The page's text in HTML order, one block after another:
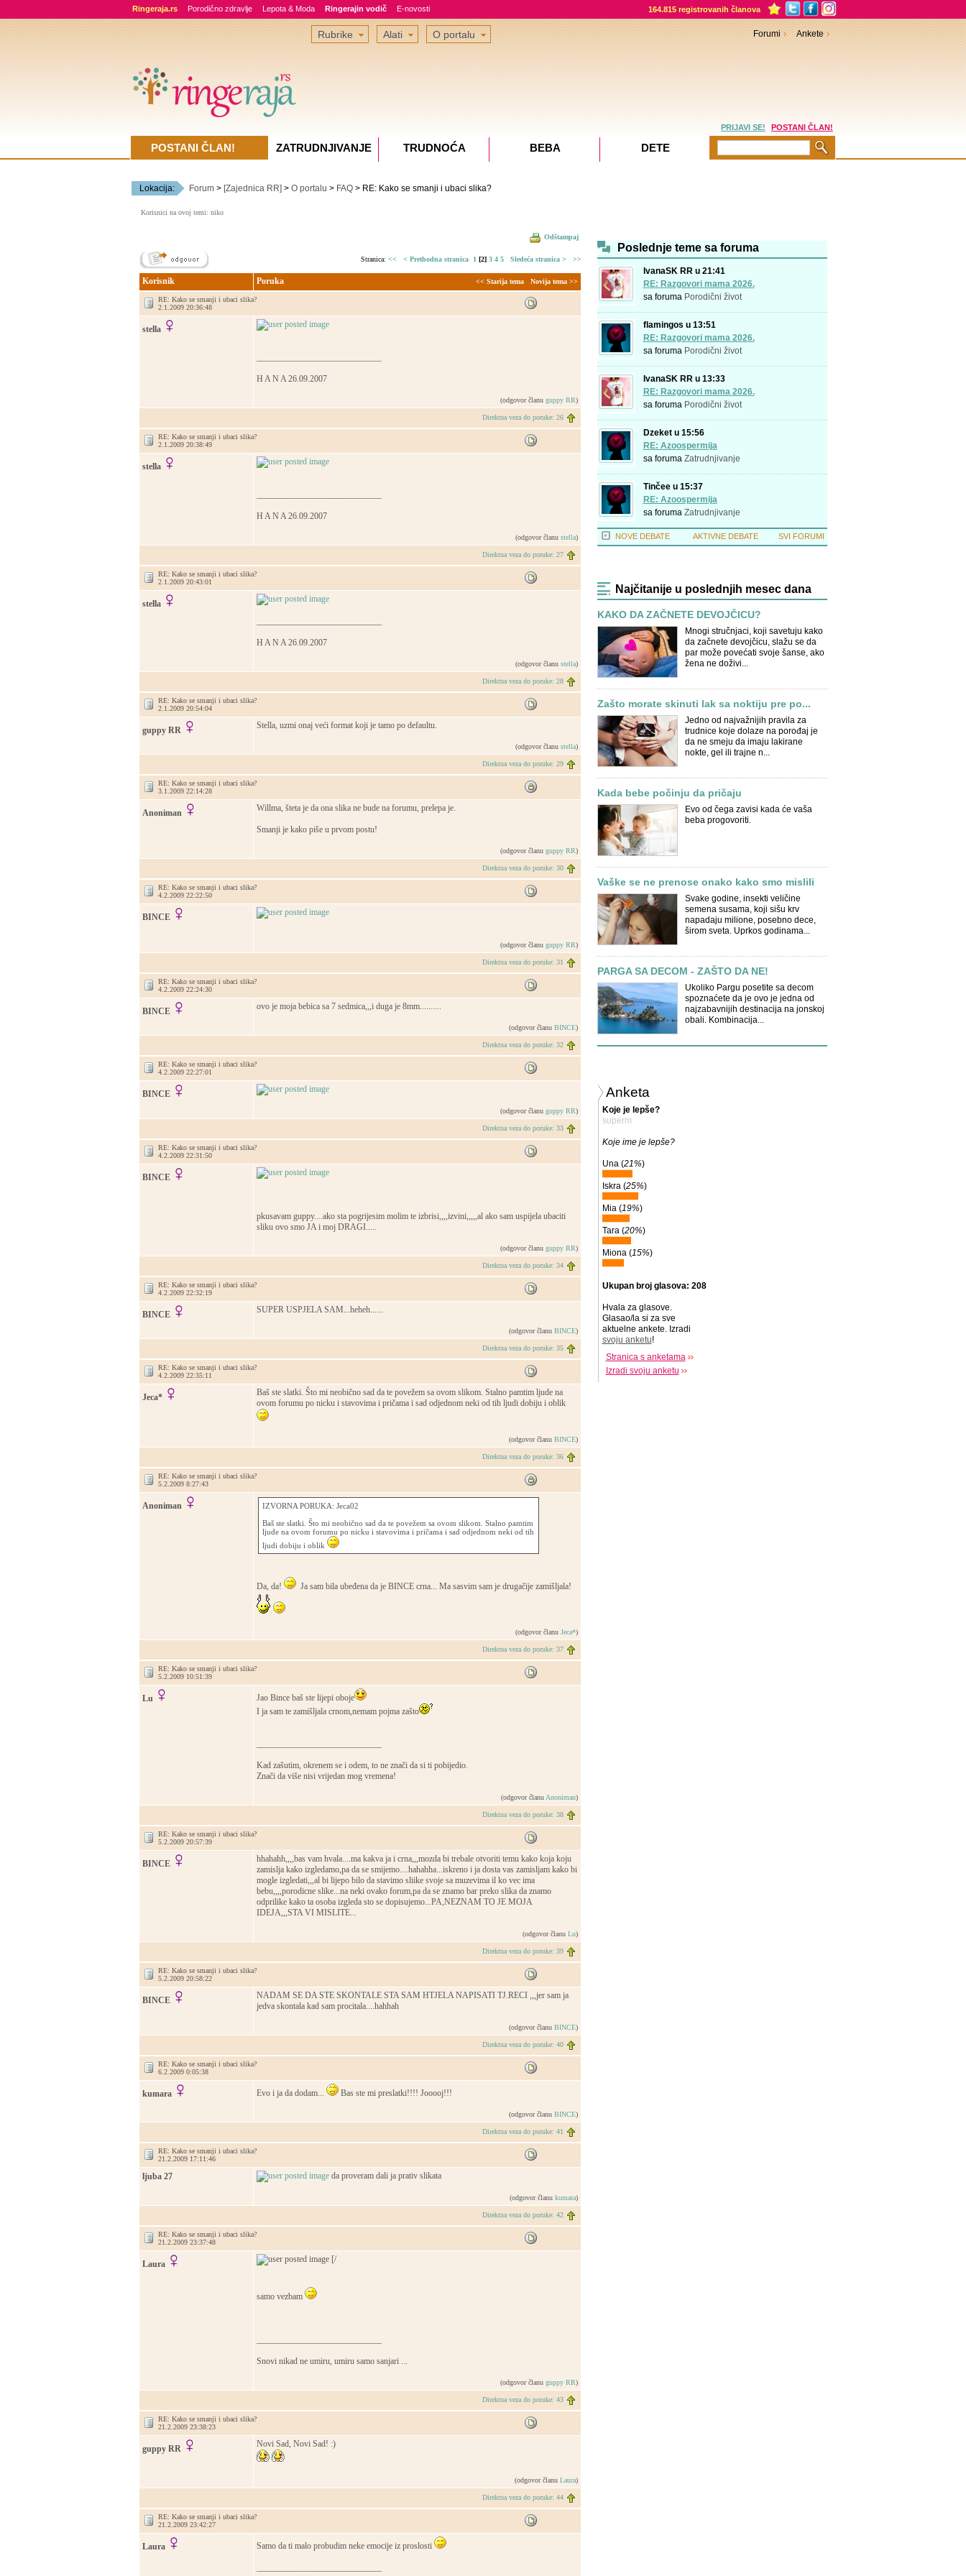
Ringeraja.rs Porodično zdravlje Lepota & Moda Ringerajin vodič E-novosti 164.815 registrovanih članova
Lokacija: Forum> [Zajednica RR] > O portalu > FAQ> RE: Kako se smanji i ubaci slika?
Korisnici na ovoj temi: niko
Odštampaj
Stranica: << < Prethodna stranica 1 [2] 3 4 5 Sledeća stranica > >>
Korisnik Poruka << Starija tema Novija tema >>
RE: Kako se smanji i ubaci slika?
2.1.2009 20:36:48
stella
H A N A 26.09.2007
(odgovor članu guppy RR)
Direktna veza do poruke: 26
RE: Kako se smanji i ubaci slika?
2.1.2009 20:38:49
stella
H A N A 26.09.2007
(odgovor članu stella)
Direktna veza do poruke: 27
RE: Kako se smanji i ubaci slika?
2.1.2009 20:43:01
stella
H A N A 26.09.2007
(odgovor članu stella)
Direktna veza do poruke: 28
RE: Kako se smanji i ubaci slika?
2.1.2009 20:54:04
guppy RR Stella, uzmi onaj veći format koji je tamo po defaultu.
(odgovor članu stella)
Direktna veza do poruke: 29
RE: Kako se smanji i ubaci slika?
3.1.2009 22:14:28
Anoniman Willma, šteta je da ona slika ne bude na forumu, prelepa je.
Smanji je kako piše u prvom postu!
(odgovor članu guppy RR)
Direktna veza do poruke: 30
RE: Kako se smanji i ubaci slika?
4.2.2009 22:22:50
BINCE
(odgovor članu guppy RR)
Direktna veza do poruke: 31
RE: Kako se smanji i ubaci slika?
4.2.2009 22:24:30
BINCE ovo je moja bebica sa 7 sedmica,,,i duga je 8mm..........
(odgovor članu BINCE)
Direktna veza do poruke: 32
RE: Kako se smanji i ubaci slika?
4.2.2009 22:27:01
BINCE
(odgovor članu guppy RR)
Direktna veza do poruke: 33
RE: Kako se smanji i ubaci slika?
4.2.2009 22:31:50
BINCE
pkusavam guppy....ako sta pogrijesim molim te izbrisi,,,,izvini,,,,,al ako sam uspijela ubaciti
sliku ovo smo JA i moj DRAGI.....
(odgovor članu guppy RR)
Direktna veza do poruke: 34
RE: Kako se smanji i ubaci slika?
4.2.2009 22:32:19
BINCE SUPER USPJELA SAM...heheh......
(odgovor članu BINCE)
Direktna veza do poruke: 35
RE: Kako se smanji i ubaci slika?
4.2.2009 22:35:11
Jeca*
Baš ste slatki. Što mi neobično sad da te povežem sa ovom slikom. Stalno pamtim ljude na
ovom forumu po nicku i stavovima i pričama i sad odjednom neki od tih ljudi dobiju i oblik
(odgovor članu BINCE)
Direktna veza do poruke: 36
RE: Kako se smanji i ubaci slika?
5.2.2009 8:27:43
Anoniman
IZVORNA PORUKA: Jeca02
Baš ste slatki. Što mi neobično sad da te povežem sa ovom slikom. Stalno pamtim
ljude na ovom forumu po nicku i stavovima i pričama i sad odjednom neki od tih
ljudi dobiju i oblik
Da, da! Ja sam bila ubeđena da je BINCE crna... Ma sasvim sam je drugačije zamišljala!
(odgovor članu Jeca*)
Direktna veza do poruke: 37
RE: Kako se smanji i ubaci slika?
5.2.2009 10:51:39
Lu
Jao Bince baš ste lijepi oboje
I ja sam te zamišljala crnom,nemam pojma zašto
Kad zašutim, okrenem se i odem, to ne znači da si ti pobijedio.
Znači da više nisi vrijedan mog vremena!
(odgovor članu Anoniman)
Direktna veza do poruke: 38
RE: Kako se smanji i ubaci slika?
5.2.2009 20:57:39
BINCE
hhahahh,,,,bas vam hvala....ma kakva ja i crna,,,mozda bi trebale otvoriti temu kako koja koju
zamislja kako izgledamo,pa da se smijemo....hahahha...iskreno i ja dosta vas zamisljam kako bi
mogle izgledati,,,al bi lijepo bilo da stavimo sliike svoje sa muzevima il ko vec ima
bebu,,,,porodicne slike...na neki ovako forum,pa da se znamo bar preko slika da znamo
odprilike kako ta osoba izgleda sto se dopisujemo...PA,NEZNAM TO JE MOJA
IDEJA,,,STA VI MISLITE...
(odgovor članu Lu)
Direktna veza do poruke: 39
RE: Kako se smanji i ubaci slika?
5.2.2009 20:58:22
BINCE
NADAM SE DA STE SKONTALE STA SAM HTJELA NAPISATI TJ.RECI ,,,jer sam ja
jedva skontala kad sam procitala....hahhah
(odgovor članu BINCE)
Direktna veza do poruke: 40
RE: Kako se smanji i ubaci slika?
6.2.2009 0:05:38
kumara Evo i ja da dodam... Bas ste mi preslatki!!!! Jooooj!!!
(odgovor članu BINCE)
Direktna veza do poruke: 41
RE: Kako se smanji i ubaci slika?
21.2.2009 17:11:46
ljuba 27 da proveram dali ja prativ slikata
(odgovor članu kumara)
Direktna veza do poruke: 42
RE: Kako se smanji i ubaci slika?
21.2.2009 23:37:48
Laura [/
samo vezbam
Snovi nikad ne umiru, umiru samo sanjari ...
(odgovor članu guppy RR)
Direktna veza do poruke: 43
RE: Kako se smanji i ubaci slika?
21.2.2009 23:38:23
guppy RR Novi Sad, Novi Sad! :)
(odgovor članu Laura)
Direktna veza do poruke: 44
RE: Kako se smanji i ubaci slika?
21.2.2009 23:42:27
Laura Samo da ti malo probudim neke emocije iz proslosti
Poslednje teme sa foruma
IvanaSK RR u 21:41
RE: Razgovori mama 2026.
sa foruma Porodični život
flamingos u 13:51
RE: Razgovori mama 2026.
sa foruma Porodični život
IvanaSK RR u 13:33
RE: Razgovori mama 2026.
sa foruma Porodični život
Dzeket u 15:56
RE: Azoospermija
sa foruma Zatrudnjivanje
Tinčee u 15:37
RE: Azoospermija
sa foruma Zatrudnjivanje
NOVE DEBATE AKTIVNE DEBATE SVI FORUMI
Najčitanije u poslednjih mesec dana
KAKO DA ZAČNETE DEVOJČICU?
Mnogi stručnjaci, koji savetuju kako
da začnete devojčicu, slažu se da
par može povećati svoje šanse, ako
žena ne doživi...
Zašto morate skinuti lak sa noktiju pre po...
Jedno od najvažnijih pravila za
trudnice koje dolaze na porođaj je
da ne smeju da imaju lakirane
nokte, gel ili trajne n...
Kada bebe počinju da pričaju
Evo od čega zavisi kada će vaša
beba progovoriti.
Vaške se ne prenose onako kako smo mislili
Svake godine, insekti veličine
semena susama, koji sišu krv
napadaju milione, posebno dece,
širom sveta. Uprkos godinama...
PARGA SA DECOM - ZAŠTO DA NE!
Ukoliko Pargu posetite sa decom
spoznaćete da je ovo je jedna od
najzabavnijih destinacija na jonskoj
obali. Kombinacija...
Anketa
Koje je lepše?
superm
Koje ime je lepše?
Una (21%)
Iskra (25%)
Mia (19%)
Tara (20%)
Miona (15%)
Ukupan broj glasova: 208
Hvala za glasove.
Glasao/la si za sve
aktuelne ankete. Izradi
svoju anketu!
Stranica s anketama
Izradi svoju anketu
Rubrike Alati O portalu Forumi Ankete
PRIJAVI SE! POSTANI ČLAN!
POSTANI ČLAN! ZATRUDNJIVANJE TRUDNOĆA BEBA DETE